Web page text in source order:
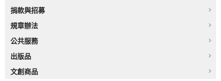
捐款與招募
規章辦法
公共服務
出版品
文創商品